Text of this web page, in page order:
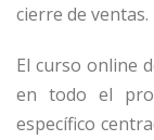
cierre de ventas.
El curso online
en todo el
específico